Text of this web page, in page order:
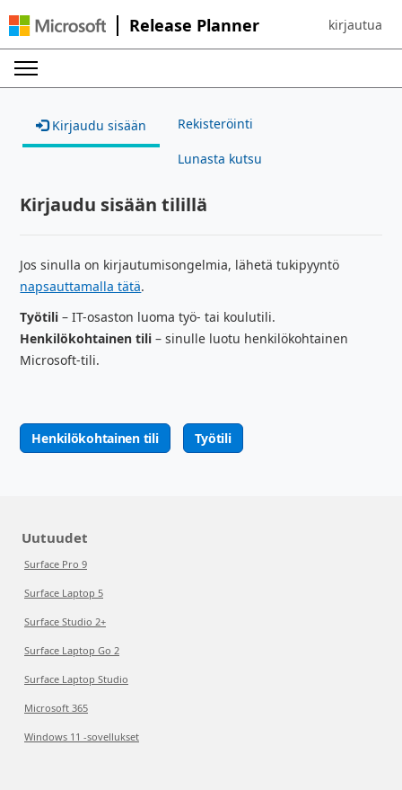
Release Planner Sign in to
kirjautua
Kirjaudu sisään Rekisteröinti
Lunasta kutsu
Kirjaudu sisään tilillä
Jos sinulla on kirjautumisongelmia, lähetä tukipyyntö
napsauttamalla tätä.
Työtili – IT-osaston luoma työ- tai koulutili.
Henkilökohtainen tili – sinulle luotu henkilökohtainen
Microsoft-tili.
Henkilökohtainen tili Työtili
Uutuudet
Surface Pro 9
Surface Laptop 5
Surface Studio 2+
Surface Laptop Go 2
Surface Laptop Studio
Microsoft 365
Windows 11 -sovellukset